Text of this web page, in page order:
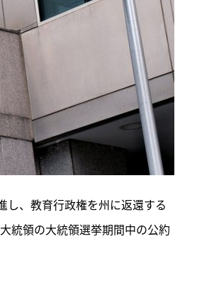
、教育行政権を州に返還する
統領の大統領選挙期間中の公約